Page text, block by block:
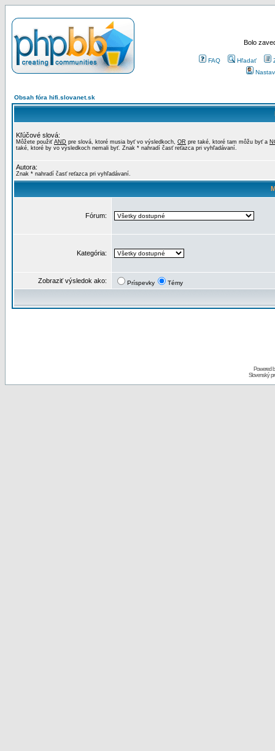
Bolo
FAQ Hľadať
Obsah fóra hifi.slovanet.sk
Kľúčové slová:
Môžete použiť AND pre slová, ktoré musia byť vo výsledkoch, OR pre také, ktoré tam môžu byť a
také, ktoré by vo výsledkoch nemali byť. Znak * nahradí časť reťazca pri vyhľadávaní.
Autora:
Znak * nahradí časť reťazca pri vyhľadávaní.
Fórum:
Kategória:
Zobraziť výsledok ako: Príspevky Témy
Powered
Slovenský